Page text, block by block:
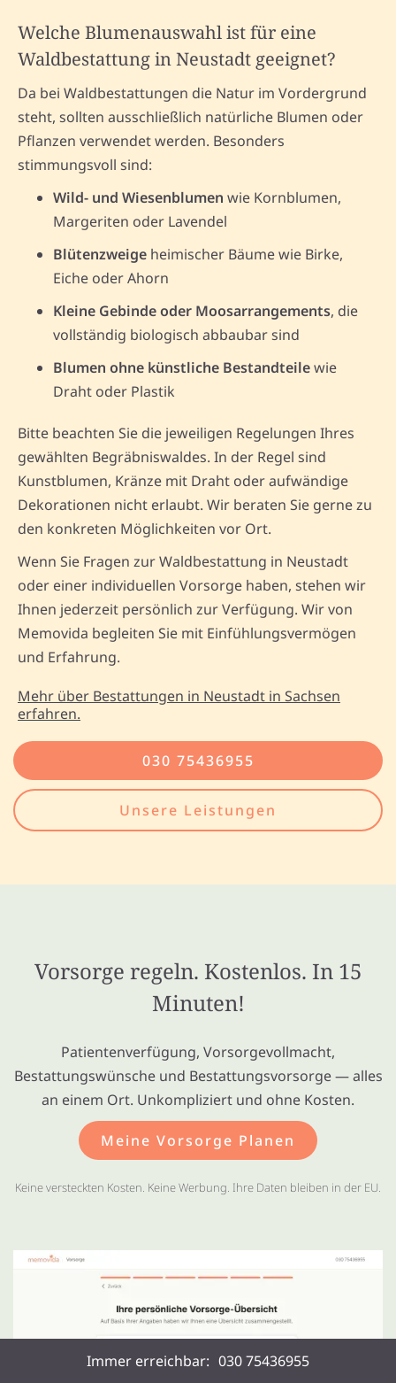
Welche Blumenauswahl ist für eine
Waldbestattung in Neustadt geeignet?
Da bei Waldbestattungen die Natur im Vordergrund
steht, sollten ausschließlich natürliche Blumen oder
Pflanzen verwendet werden. Besonders
stimmungsvoll sind:
Wild- und Wiesenblumen wie Kornblumen,
Margeriten oder Lavendel
Blütenzweige heimischer Bäume wie Birke,
Eiche oder Ahorn
Kleine Gebinde oder Moosarrangements, die
vollständig biologisch abbaubar sind
Blumen ohne künstliche Bestandteilewie
Draht oder Plastik
Bitte beachten Sie die jeweiligen Regelungen Ihres
gewählten Begräbniswaldes. In der Regel sind
Kunstblumen, Kränze mit Draht oder aufwändige
Dekorationen nicht erlaubt. Wir beraten Sie gerne zu
den konkreten Möglichkeiten vor Ort.
Wenn Sie Fragen zur Waldbestattung in Neustadt
oder einer individuellen Vorsorge haben, stehen wir
Ihnen jederzeit persönlich zur Verfügung. Wir von
Memovida begleiten Sie mit Einfühlungsvermögen
und Erfahrung.
Mehr über Bestattungen in Neustadt in Sachsen
erfahren.
030 75436955
Unsere Leistungen
Vorsorge regeln. Kostenlos. In 15
Minuten!
Patientenverfügung, Vorsorgevollmacht,
Bestattungswünsche und Bestattungsvorsorge — alles
an einem Ort. Unkompliziert und ohne Kosten.
Meine Vorsorge Planen
Keine versteckten Kosten. Keine Werbung. Ihre Daten bleiben in der EU.
Immer erreichbar: 030 75436955